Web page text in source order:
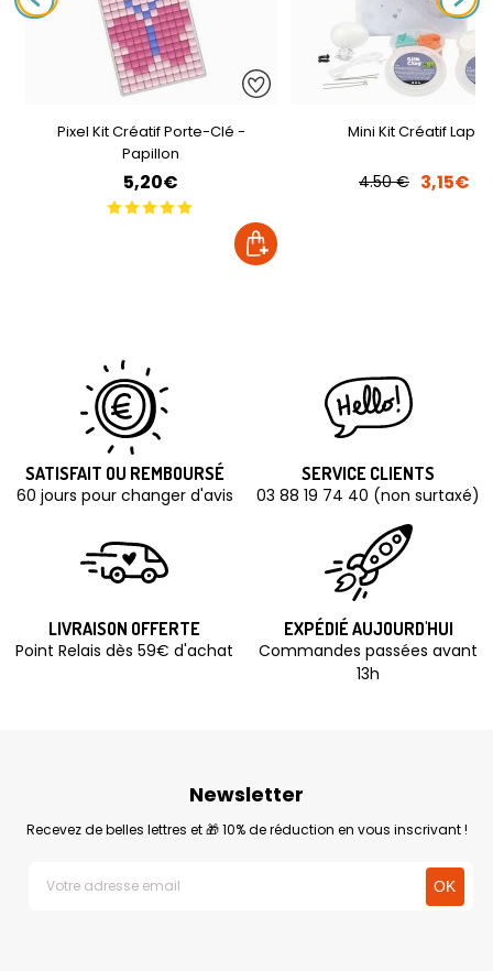
Pixel Kit Créatif Porte-Clé -
Papillon
5,20€
Mini Kit Créatif Lapin
4.50 € 3,15€
SATISFAIT OU REMBOURSÉ
60 jours pour changer d'avis
SERVICE CLIENTS
03 88 19 74 40 (non surtaxé)
LIVRAISON OFFERTE
Point Relais dès 59€ d'achat
EXPÉDIÉ AUJOURD'HUI
Commandes passées avant
13h
Newsletter
Recevez de belles lettres et 🎁 10% de réduction en vous inscrivant !